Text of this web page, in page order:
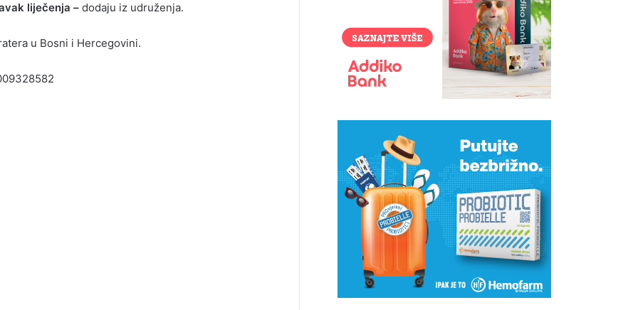
liječenja – dodaju iz udruženja.
u Bosni i Hercegovini.